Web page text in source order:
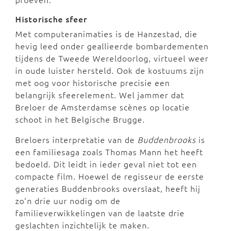
Historische sfeer
Met computeranimaties is de Hanzestad, die
hevig leed onder geallieerde bombardementen
tijdens de Tweede Wereldoorlog, virtueel weer
in oude luister hersteld. Ook de kostuums zijn
met oog voor historische precisie een
belangrijk sfeerelement. Wel jammer dat
Breloer de Amsterdamse scènes op locatie
schoot in het Belgische Brugge.
Breloers interpretatie van de Buddenbrooks is
een familiesaga zoals Thomas Mann het heeft
bedoeld. Dit leidt in ieder geval niet tot een
compacte film. Hoewel de regisseur de eerste
generaties Buddenbrooks overslaat, heeft hij
zo’n drie uur nodig om de
familieverwikkelingen van de laatste drie
geslachten inzichtelijk te maken.